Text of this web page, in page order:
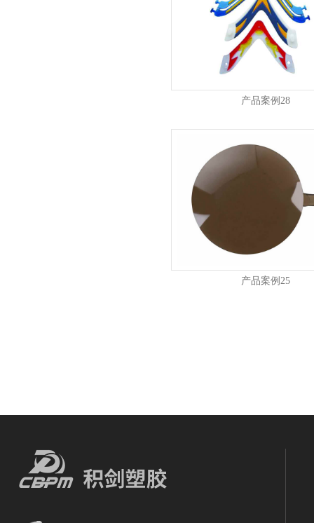
产品案例28
产品案例25